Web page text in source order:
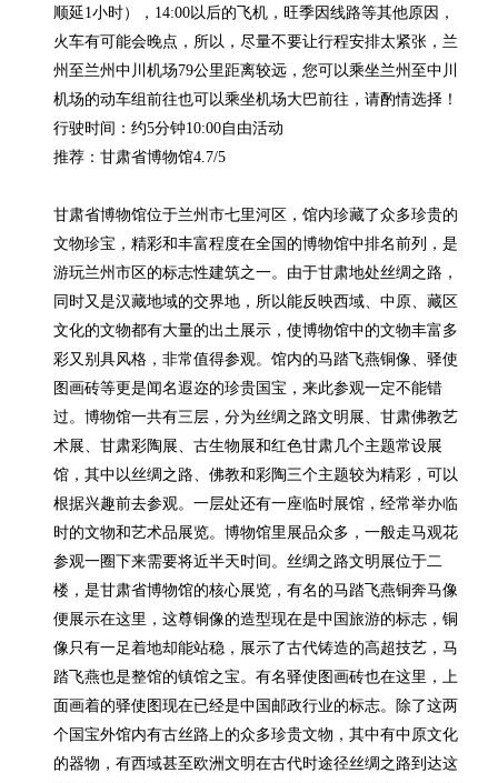
顺延1小时），14:00以后的飞机，旺季因线路等其他原因，
火车有可能会晚点，所以，尽量不要让行程安排太紧张，兰
州至兰州中川机场79公里距离较远，您可以乘坐兰州至中川
机场的动车组前往也可以乘坐机场大巴前往，请酌情选择！
行驶时间：约5分钟10:00自由活动
推荐：甘肃省博物馆4.7/5
甘肃省博物馆位于兰州市七里河区，馆内珍藏了众多珍贵的
文物珍宝，精彩和丰富程度在全国的博物馆中排名前列，是
游玩兰州市区的标志性建筑之一。由于甘肃地处丝绸之路，
同时又是汉藏地域的交界地，所以能反映西域、中原、藏区
文化的文物都有大量的出土展示，使博物馆中的文物丰富多
彩又别具风格，非常值得参观。馆内的马踏飞燕铜像、驿使
图画砖等更是闻名遐迩的珍贵国宝，来此参观一定不能错
过。博物馆一共有三层，分为丝绸之路文明展、甘肃佛教艺
术展、甘肃彩陶展、古生物展和红色甘肃几个主题常设展
馆，其中以丝绸之路、佛教和彩陶三个主题较为精彩，可以
根据兴趣前去参观。一层处还有一座临时展馆，经常举办临
时的文物和艺术品展览。博物馆里展品众多，一般走马观花
参观一圈下来需要将近半天时间。丝绸之路文明展位于二
楼，是甘肃省博物馆的核心展览，有名的马踏飞燕铜奔马像
便展示在这里，这尊铜像的造型现在是中国旅游的标志，铜
像只有一足着地却能站稳，展示了古代铸造的高超技艺，马
踏飞燕也是整馆的镇馆之宝。有名驿使图画砖也在这里，上
面画着的驿使图现在已经是中国邮政行业的标志。除了这两
个国宝外馆内有古丝路上的众多珍贵文物，其中有中原文化
的器物，有西域甚至欧洲文明在古代时途径丝绸之路到达这